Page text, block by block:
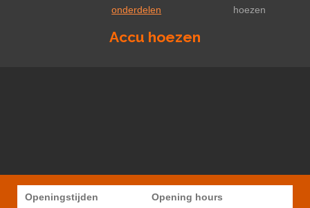
onderdelen
hoezen
Accu hoezen
Openingstijden Opening hours